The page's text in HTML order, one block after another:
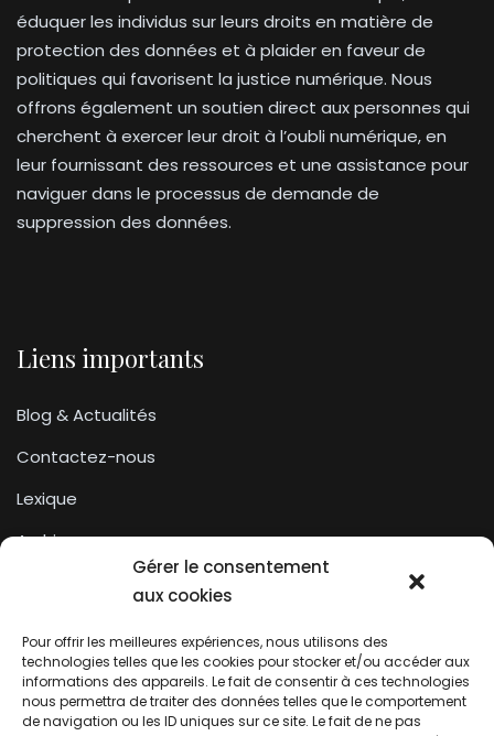
Gérer le consentement
aux cookies
Pour offrir les meilleures expériences, nous utilisons des
technologies telles que les cookies pour stocker et/ou accéder aux
informations des appareils. Le fait de consentir à ces technologies
nous permettra de traiter des données telles que le comportement
de navigation ou les ID uniques sur ce site. Le fait de ne pas
éduquer les individus sur leurs droits en matière de
protection des données et à plaider en faveur de
politiques qui favorisent la justice numérique. Nous
offrons également un soutien direct aux personnes qui
cherchent à exercer leur droit à l’oubli numérique, en
leur fournissant des ressources et une assistance pour
naviguer dans le processus de demande de
suppression des données.
Liens importants
Blog & Actualités
Contactez-nous
Lexique
Archives
Contactez-nous
Association du droit a l’oubli numérique